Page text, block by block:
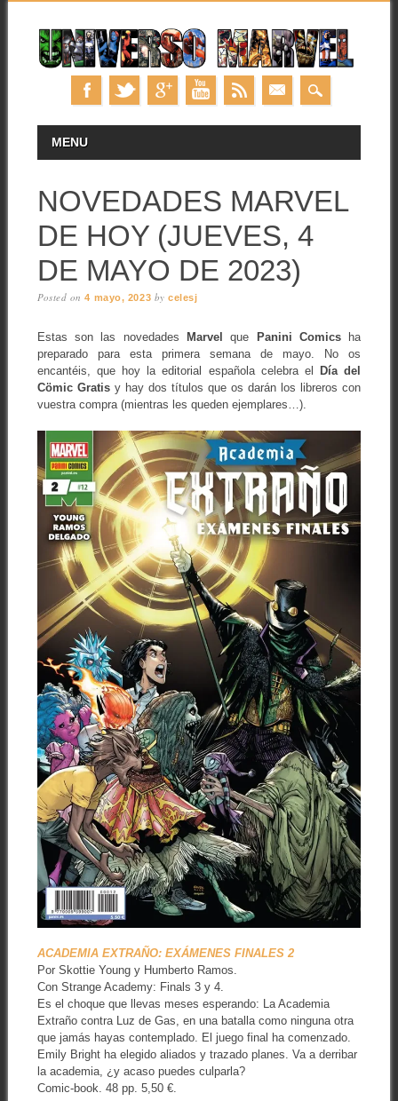
MAIN MENU
MENU
NOVEDADES MARVEL
DE HOY (JUEVES, 4
DE MAYO DE 2023)
Posted on4 mayo, 2023 bycelesj
Estas son las novedades Marvel que Panini Comicsha
preparado para esta primera semana de mayo. No os
encantéis, que hoy la editorial española celebra el
Día del
Cömic Gratisy hay dos títulos que os darán los libreros con
vuestra compra (mientras les queden ejemplares…).
ACADEMIA EXTRAÑO: EXÁMENES FINALES 2
Por Skottie Young y Humberto Ramos.
Con Strange Academy: Finals 3 y 4.
Es el choque que llevas meses esperando: La Academia
Extraño contra Luz de Gas, en una batalla como ninguna otra
que jamás hayas contemplado. El juego final ha comenzado.
Emily Bright ha elegido aliados y trazado planes. Va a derribar
la academia, ¿y acaso puedes culparla?
Comic-book. 48 pp. 5,50 €.